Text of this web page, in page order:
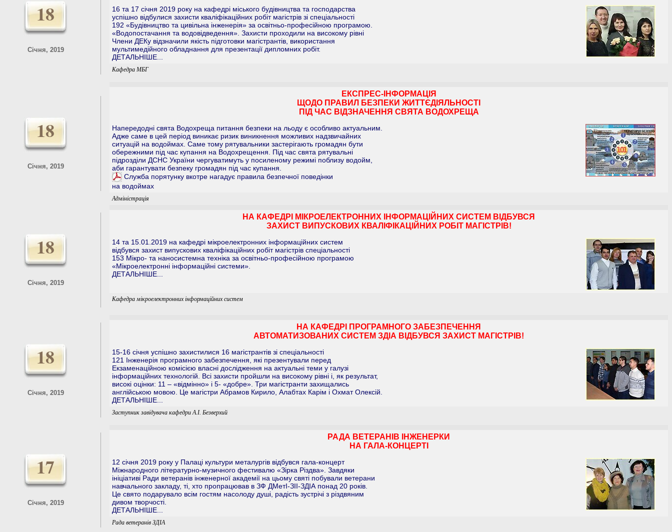
18
Січня, 2019
16 та 17 січня 2019 року на кафедрі міського будівництва та господарства
успішно відбулися захисти кваліфікаційних робіт магістрів зі спеціальності
192 «Будівництво та цивільна інженерія» за освітньо-професійною програмою.
«Водопостачання та водовідведення». Захисти проходили на високому рівні
Члени ДЕКу відзначили якість підготовки магістрантів, використання
мультимедійного обладнання для презентації дипломних робіт.
ДЕТАЛЬНІШЕ...
Кафедра МБГ
18
Січня, 2019
ЕКСПРЕС-ІНФОРМАЦІЯ
ЩОДО ПРАВИЛ БЕЗПЕКИ ЖИТТЄДІЯЛЬНОСТІ
ПІД ЧАС ВІДЗНАЧЕННЯ СВЯТА ВОДОХРЕЩА
Напередодні свята Водохреща питання безпеки на льоду є особливо актуальним.
Адже саме в цей період виникає ризик виникнення можливих надзвичайних
ситуацій на водоймах. Саме тому рятувальники застерігають громадян бути
обережними під час купання на Водохрещення. Під час свята рятувальні
підрозділи ДСНС України чергуватимуть у посиленому режимі поблизу водойм,
аби гарантувати безпеку громадян під час купання.
Служба порятунку вкотре нагадує правила безпечної поведінки
на водоймах
Адміністрація
18
Січня, 2019
НА КАФЕДРІ МІКРОЕЛЕКТРОННИХ ІНФОРМАЦІЙНИХ СИСТЕМ ВІДБУВСЯ
ЗАХИСТ ВИПУСКОВИХ КВАЛІФІКАЦІЙНИХ РОБІТ МАГІСТРІВ!
14 та 15.01.2019 на кафедрі мікроелектронних інформаційних систем
відбувся захист випускових кваліфікаційних робіт магістрів спеціальності
153 Мікро- та наносистемна техніка за освітньо-професійною програмою
«Мікроелектронні інформаційні системи».
ДЕТАЛЬНІШЕ...
Кафедра мікроелектронних інформаційних систем
18
Січня, 2019
НА КАФЕДРІ ПРОГРАМНОГО ЗАБЕЗПЕЧЕННЯ
АВТОМАТИЗОВАНИХ СИСТЕМ ЗДІА ВІДБУВСЯ ЗАХИСТ МАГІСТРІВ!
15-16 січня успішно захистилися 16 магістрантів зі спеціальності
121 Інженерія програмного забезпечення, які презентували перед
Екзаменаційною комісією власні дослідження на актуальні теми у галузі
інформаційних технологій. Всі захисти пройшли на високому рівні і, як результат,
високі оцінки: 11 – «відмінно» і 5- «добре». Три магістранти захищались
англійською мовою. Це магістри Абрамов Кирило, Алабтах Карім і Охмат Олексій.
ДЕТАЛЬНІШЕ...
Заступник завідувача кафедри А.І. Безверхий
17
Січня, 2019
РАДА ВЕТЕРАНІВ ІНЖЕНЕРКИ
НА ГАЛА-КОНЦЕРТІ
12 січня 2019 року у Палаці культури металургів відбувся гала-концерт
Міжнародного літературно-музичного фестивалю «Зірка Різдва». Завдяки
ініціативі Ради ветеранів інженерної академії на цьому святі побували ветерани
навчального закладу, ті, хто пропрацював в ЗФ ДМетІ-ЗІІ-ЗДІА понад 20 років.
Це свято подарувало всім гостям насолоду душі, радість зустрічі з різдвяним
дивом творчості.
ДЕТАЛЬНІШЕ...
Рада ветеранів ЗДІА